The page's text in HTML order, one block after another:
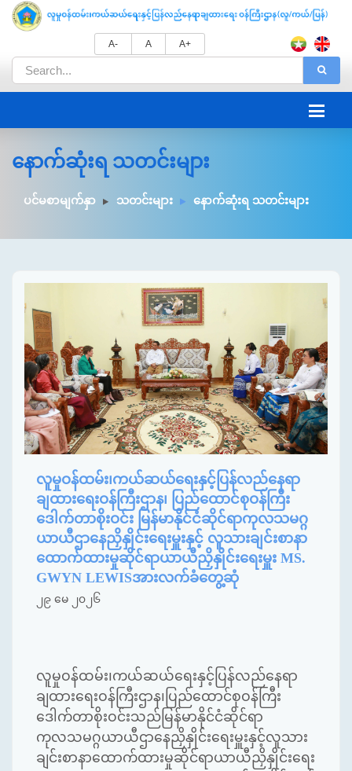
A- A A+
နောက်ဆုံးရ သတင်းများ
ပင်မစာမျက်နှာ သတင်းများ နောက်ဆုံးရ သတင်းများ
လူမှုဝန်ထမ်း၊ကယ်ဆယ်ရေးနှင့်ပြန်လည်နေရာ
ချထားရေးဝန်ကြီးဌာန၊ ပြည်ထောင်စုဝန်ကြီး
ဒေါက်တာစိုးဝင်း မြန်မာနိုင်ငံဆိုင်ရာကုလသမဂ္ဂ
ယာယီဌာနေညှိနှိုင်းရေးမှူးနှင့် လူသားချင်းစာနာ
ထောက်ထားမှုဆိုင်ရာယာယီညှိနှိုင်းရေးမှူး MS.
GWYN LEWISအားလက်ခံတွေ့ဆုံ
၂၉ မေ ၂၀၂၆
လူမှုဝန်ထမ်း၊ကယ်ဆယ်ရေးနှင့်ပြန်လည်နေရာ
ချထားရေးဝန်ကြီးဌာန၊ပြည်ထောင်စုဝန်ကြီး
ဒေါက်တာစိုးဝင်းသည်မြန်မာနိုင်ငံဆိုင်ရာ
ကုလသမဂ္ဂယာယီဌာနေညှိနှိုင်းရေးမှူးနှင့်လူသား
ချင်းစာနာထောက်ထားမှုဆိုင်ရာယာယီညှိနှိုင်းရေး